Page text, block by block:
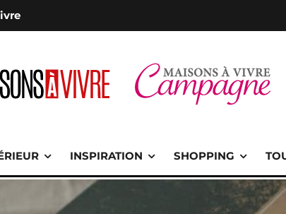
INSPIRATION SHOPPING